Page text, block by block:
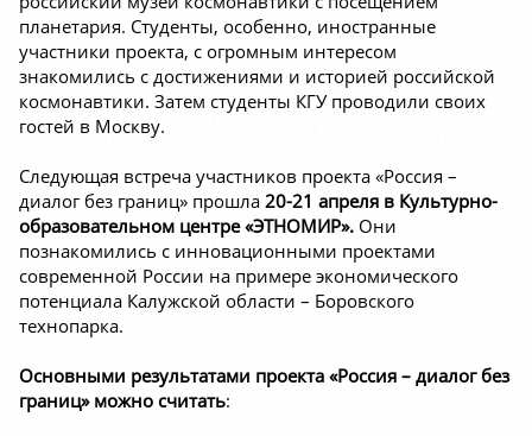
планетария. Студенты, особенно, иностранные
участники проекта, с огромным интересом
знакомились с достижениями и историей российской
космонавтики. Затем студенты КГУ проводили своих
гостей в Москву.
Следующая встреча участников проекта «Россия –
диалог без границ» прошла 20-21 апреля в Культурно-
образовательном центре «ЭТНОМИР». Они
познакомились с инновационными проектами
современной России на примере экономического
потенциала Калужской области – Боровского
технопарка.
Основными результатами проекта «Россия – диалог без
границ» можно считать: